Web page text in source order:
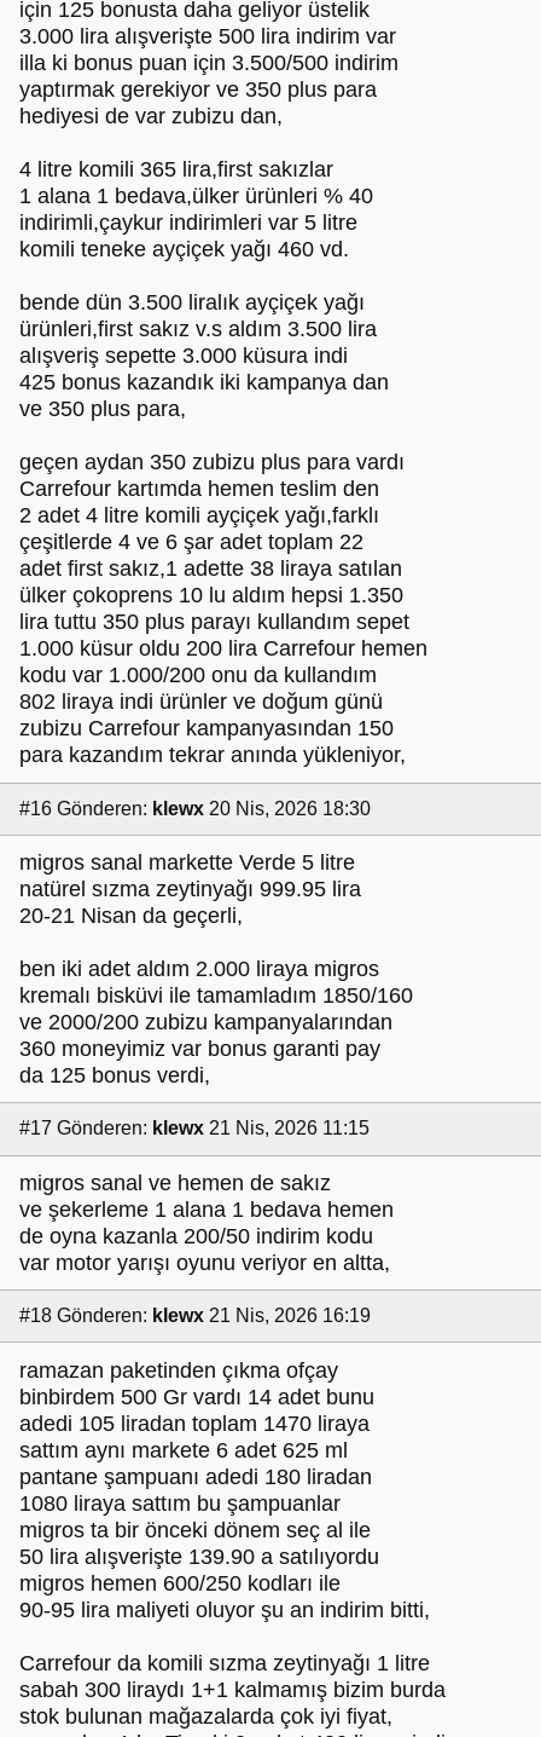
için 125 bonusta daha geliyor üstelik
3.000 lira alışverişte 500 lira indirim var
illa ki bonus puan için 3.500/500 indirim
yaptırmak gerekiyor ve 350 plus para
hediyesi de var zubizu dan,
4 litre komili 365 lira,first sakızlar
1 alana 1 bedava,ülker ürünleri % 40
indirimli,çaykur indirimleri var 5 litre
komili teneke ayçiçek yağı 460 vd.
bende dün 3.500 liralık ayçiçek yağı
ürünleri,first sakız v.s aldım 3.500 lira
alışveriş sepette 3.000 küsura indi
425 bonus kazandık iki kampanya dan
ve 350 plus para,
geçen aydan 350 zubizu plus para vardı
Carrefour kartımda hemen teslim den
2 adet 4 litre komili ayçiçek yağı,farklı
çeşitlerde 4 ve 6 şar adet toplam 22
adet first sakız,1 adette 38 liraya satılan
ülker çokoprens 10 lu aldım hepsi 1.350
lira tuttu 350 plus parayı kullandım sepet
1.000 küsur oldu 200 lira Carrefour hemen
kodu var 1.000/200 onu da kullandım
802 liraya indi ürünler ve doğum günü
zubizu Carrefour kampanyasından 150
para kazandım tekrar anında yükleniyor,
#16 Gönderen: klewx 20 Nis, 2026 18:30
migros sanal markette Verde 5 litre
natürel sızma zeytinyağı 999.95 lira
20-21 Nisan da geçerli,
ben iki adet aldım 2.000 liraya migros
kremalı bisküvi ile tamamladım 1850/160
ve 2000/200 zubizu kampanyalarından
360 moneyimiz var bonus garanti pay
da 125 bonus verdi,
#17 Gönderen: klewx 21 Nis, 2026 11:15
migros sanal ve hemen de sakız
ve şekerleme 1 alana 1 bedava hemen
de oyna kazanla 200/50 indirim kodu
var motor yarışı oyunu veriyor en altta,
#18 Gönderen: klewx 21 Nis, 2026 16:19
ramazan paketinden çıkma ofçay
binbirdem 500 Gr vardı 14 adet bunu
adedi 105 liradan toplam 1470 liraya
sattım aynı markete 6 adet 625 ml
pantane şampuanı adedi 180 liradan
1080 liraya sattım bu şampuanlar
migros ta bir önceki dönem seç al ile
50 lira alışverişte 139.90 a satılıyordu
migros hemen 600/250 kodları ile
90-95 lira maliyeti oluyor şu an indirim bitti,
Carrefour da komili sızma zeytinyağı 1 litre
sabah 300 liraydı 1+1 kalmamış bizim burda
stok bulunan mağazalarda çok iyi fiyat,